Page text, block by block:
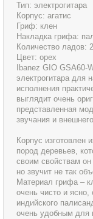
Тип: электрогитара
Корпус: агатис
Гриф: клен
Накладка грифа:
Количество ладов:
Цвет: орех
Ibanez GIO GSA60-
электрогитара для
исполнения
выглядит очень
представленная
звучания и
Корпус изготовлен
пород деревьев,
своим свойствам
но звучит не так
Материал грифа –
очень чисто и
индийского
очень удобным для